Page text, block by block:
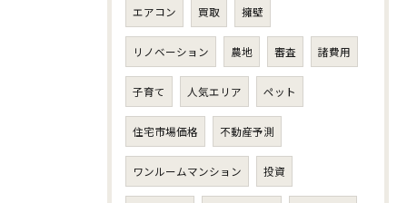
エアコン 買取 擁壁
リノベーション 農地 審査 諸費用
子育て 人気エリア ペット
住宅市場価格 不動産予測
ワンルームマンション 投資